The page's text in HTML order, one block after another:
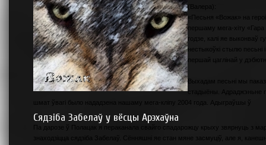
(Валера):
«Песьня «Вожак» на
першаму мега-хіту
годзе, калі яе выконваў
нестыкоўкі стылю
першай цаглінай у
Выхадам песьні мы
стадыёны. Адраджэньне
шмат ўвагі было нададзена нашаму мега-кліпу 2004 года. Адыграўшы ў
Сядзіба Забелаў у вёсцы Арэхаўна
Па дарозе ў Полацак я пераканала свайго спадарожцу крыху звярнуць з
знаходзіцца сядзіба Забелаў. Сённяшні яе стан мяне засмуціў, але я,